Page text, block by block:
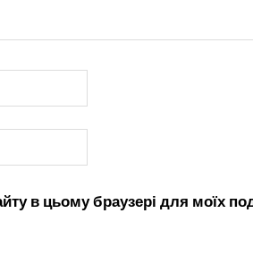
в цьому браузері для моїх